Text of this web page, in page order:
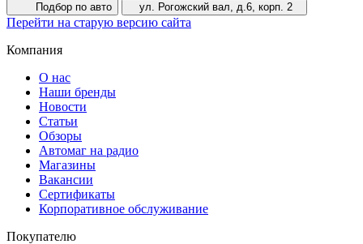
Подбор по авто ул. Рогожский вал, д.6, корп. 2
Перейти на старую версию сайта
Компания
О нас
Наши бренды
Новости
Статьи
Обзоры
Автомаг на радио
Магазины
Вакансии
Сертификаты
Корпоративное обслуживание
Покупателю